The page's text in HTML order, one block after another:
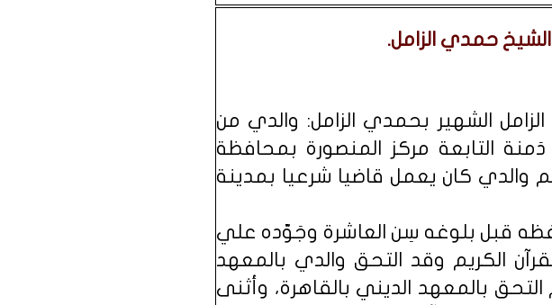
حمدي الزامل.
الشهير بحمدي الزامل: والدي من
مِنية محلة دَمنة التابعة مركز المنصورة بمحافظة
والدي كان يعمل قاضيا شرعيا بمدينة
قبل بلوغه سِن العاشرة وجَوّده علي
الكريم وقد التحق والدي بالمعهد
بالمعهد الديني بالقاهرة، وأثنى